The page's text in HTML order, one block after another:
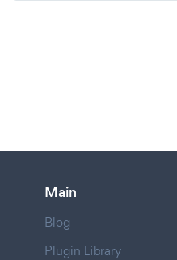
Main
Blog
Plugin Library